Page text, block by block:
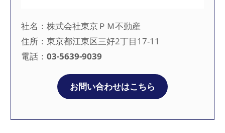
社名：株式会社東京ＰＭ不動産
住所：東京都江東区三好2丁目17-11
電話：03-5639-9039
お問い合わせはこちら